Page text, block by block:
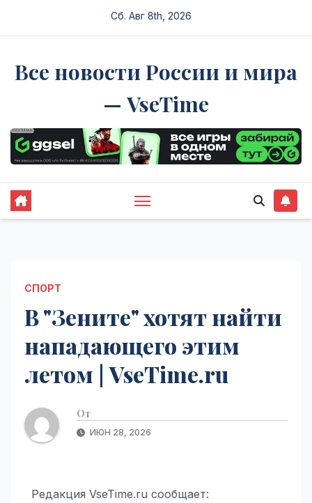
Сб. Авг 8th, 2026
Все новости России и мира
— VseTime
СПОРТ
В "Зените" хотят найти
нападающего этим
летом | VseTime.ru
От
ИЮН 28, 2026
Редакция VseTime.ru сообщает: